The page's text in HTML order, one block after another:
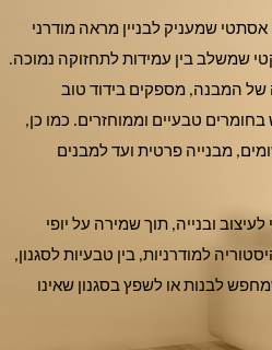
שמעניק לבניין מראה מודרני
שמשלב בין עמידות לתחזוקה נמוכה.
של המבנה, מספקים בידוד טוב
טבעיים וממוחזרים. כמו כן,
מבנייה פרטית ועד למבנים
ובנייה, תוך שמירה על יופי
למודרניות, בין טבעיות לסגנון,
לבנות או לשפץ בסגנון שאינו